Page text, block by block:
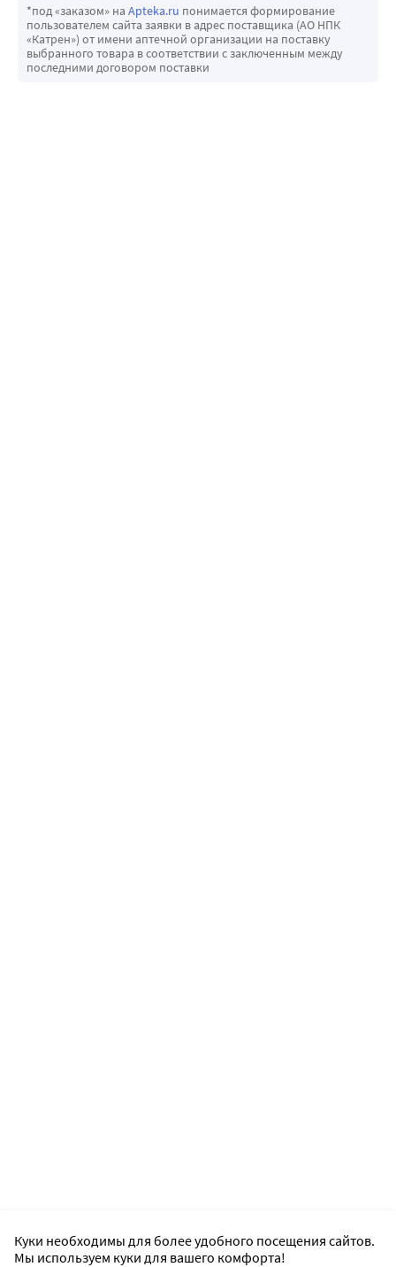
*под «заказом» на Apteka.ru понимается формирование
пользователем сайта заявки в адрес поставщика (АО НПК
«Катрен») от имени аптечной организации на поставку
выбранного товара в соответствии с заключенным между
последними договором поставки
Куки необходимы для более удобного посещения сайтов.
Мы используем куки для вашего комфорта!